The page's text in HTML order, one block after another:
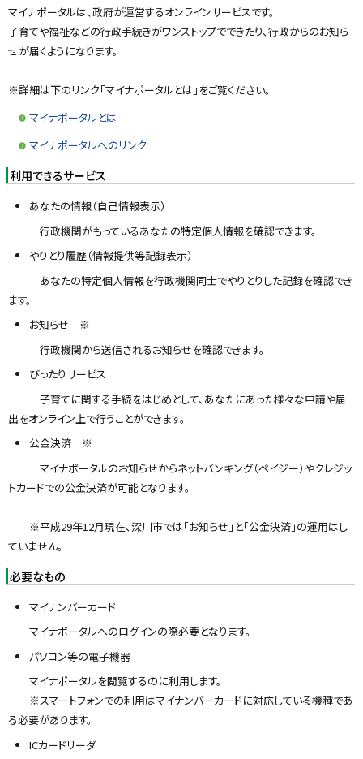
プ
に
戻
マイナポータルは、政府が運営するオンラインサービスです。
子育てや福祉などの行政手続きがワンストップでできたり、行政からのお知ら
せが届くようになります。
※詳細は下のリンク「マイナポータルとは」をご覧ください。
マイナポータルとは
マイナポータルへのリンク
利用できるサービス
あなたの情報（自己情報表示）
行政機関がもっているあなたの特定個人情報を確認できます。
やりとり履歴（情報提供等記録表示）
あなたの特定個人情報を行政機関同士でやりとりした記録を確認でき
ます。
お知らせ ※
行政機関から送信されるお知らせを確認できます。
びったりサービス
子育てに関する手続をはじめとして、あなたにあった様々な申請や届
出をオンライン上で行うことができます。
公金決済 ※
マイナポータルのお知らせからネットバンキング（ペイジー）やクレジッ
トカードでの公金決済が可能となります。
※平成29年12月現在、深川市では「お知らせ」と「公金決済」の運用はし
ていません。
必要なもの
マイナンバーカード
マイナポータルへのログインの際必要となります。
パソコン等の電子機器
マイナポータルを閲覧するのに利用します。
※スマートフォンでの利用はマイナンバーカードに対応している機種であ
る必要があります。
ICカードリーダ